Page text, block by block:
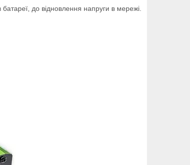
до відновлення напруги в мережі.